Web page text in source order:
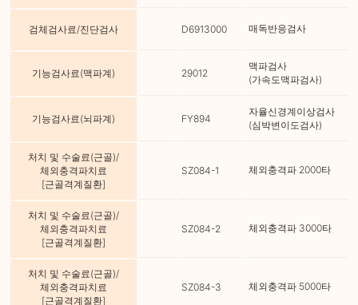
검체검사료/진단검사 D6913000 매독반응검사
기능검사료(맥파계) 29012
맥파검사
(가속도맥파검사)
기능검사료(뇌파계) FY894
자율신경계이상검사
(심박변이도검사)
처치 및 수술료(근골)/
체외충격파치료
[근골격계질환]
SZ084-1 체외충격파 2000타
처치 및 수술료(근골)/
체외충격파치료
[근골격계질환]
SZ084-2 체외충격파 3000타
처치 및 수술료(근골)/
체외충격파치료
[근골격계질환]
SZ084-3 체외충격파 5000타